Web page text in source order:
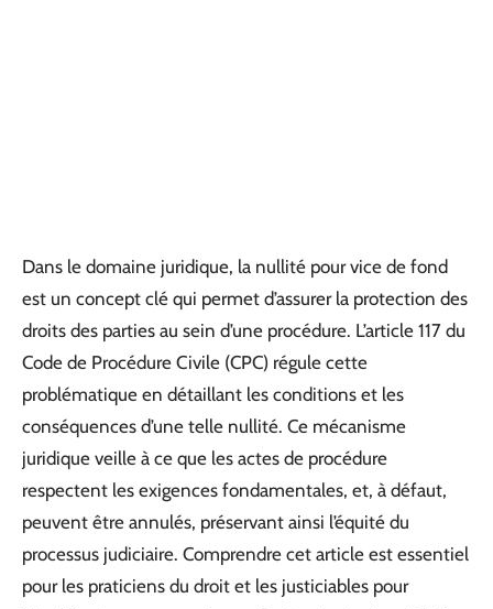
Dans le domaine juridique, la nullité pour vice de fond
est un concept clé qui permet d’assurer la protection des
droits des parties au sein d’une procédure. L’article 117 du
Code de Procédure Civile (CPC) régule cette
problématique en détaillant les conditions et les
conséquences d’une telle nullité. Ce mécanisme
juridique veille à ce que les actes de procédure
respectent les exigences fondamentales, et, à défaut,
peuvent être annulés, préservant ainsi l’équité du
processus judiciaire. Comprendre cet article est essentiel
pour les praticiens du droit et les justiciables pour